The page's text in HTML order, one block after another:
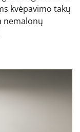
kvėpavimo takų
nemalonų